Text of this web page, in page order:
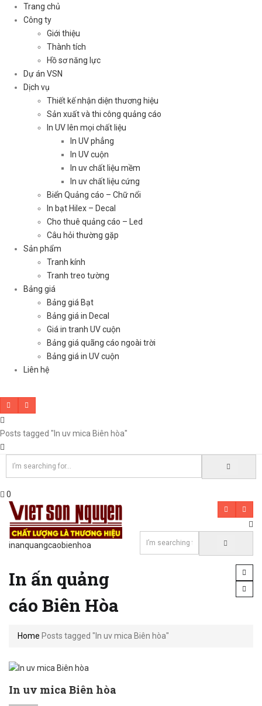
Trang chủ
Công ty
Giới thiệu
Thành tích
Hồ sơ năng lực
Dự án VSN
Dịch vụ
Thiết kế nhận diện thương hiệu
Sản xuất và thi công quảng cáo
In UV lên mọi chất liệu
In UV phẳng
In UV cuộn
In uv chất liệu mềm
In uv chất liệu cứng
Biển Quảng cáo – Chữ nổi
In bạt Hilex – Decal
Cho thuê quảng cáo – Led
Câu hỏi thường gặp
Sản phẩm
Tranh kính
Tranh treo tường
Bảng giá
Bảng giá Bạt
Bảng giá in Decal
Giá in tranh UV cuộn
Bảng giá quãng cáo ngoài trời
Bảng giá in UV cuộn
Liên hệ
Posts tagged "In uv mica Biên hòa"
0
inanquangcaobienhoa
In ấn quảng
cáo Biên Hòa
Home Posts tagged "In uv mica Biên hòa"
In uv mica Biên hòa